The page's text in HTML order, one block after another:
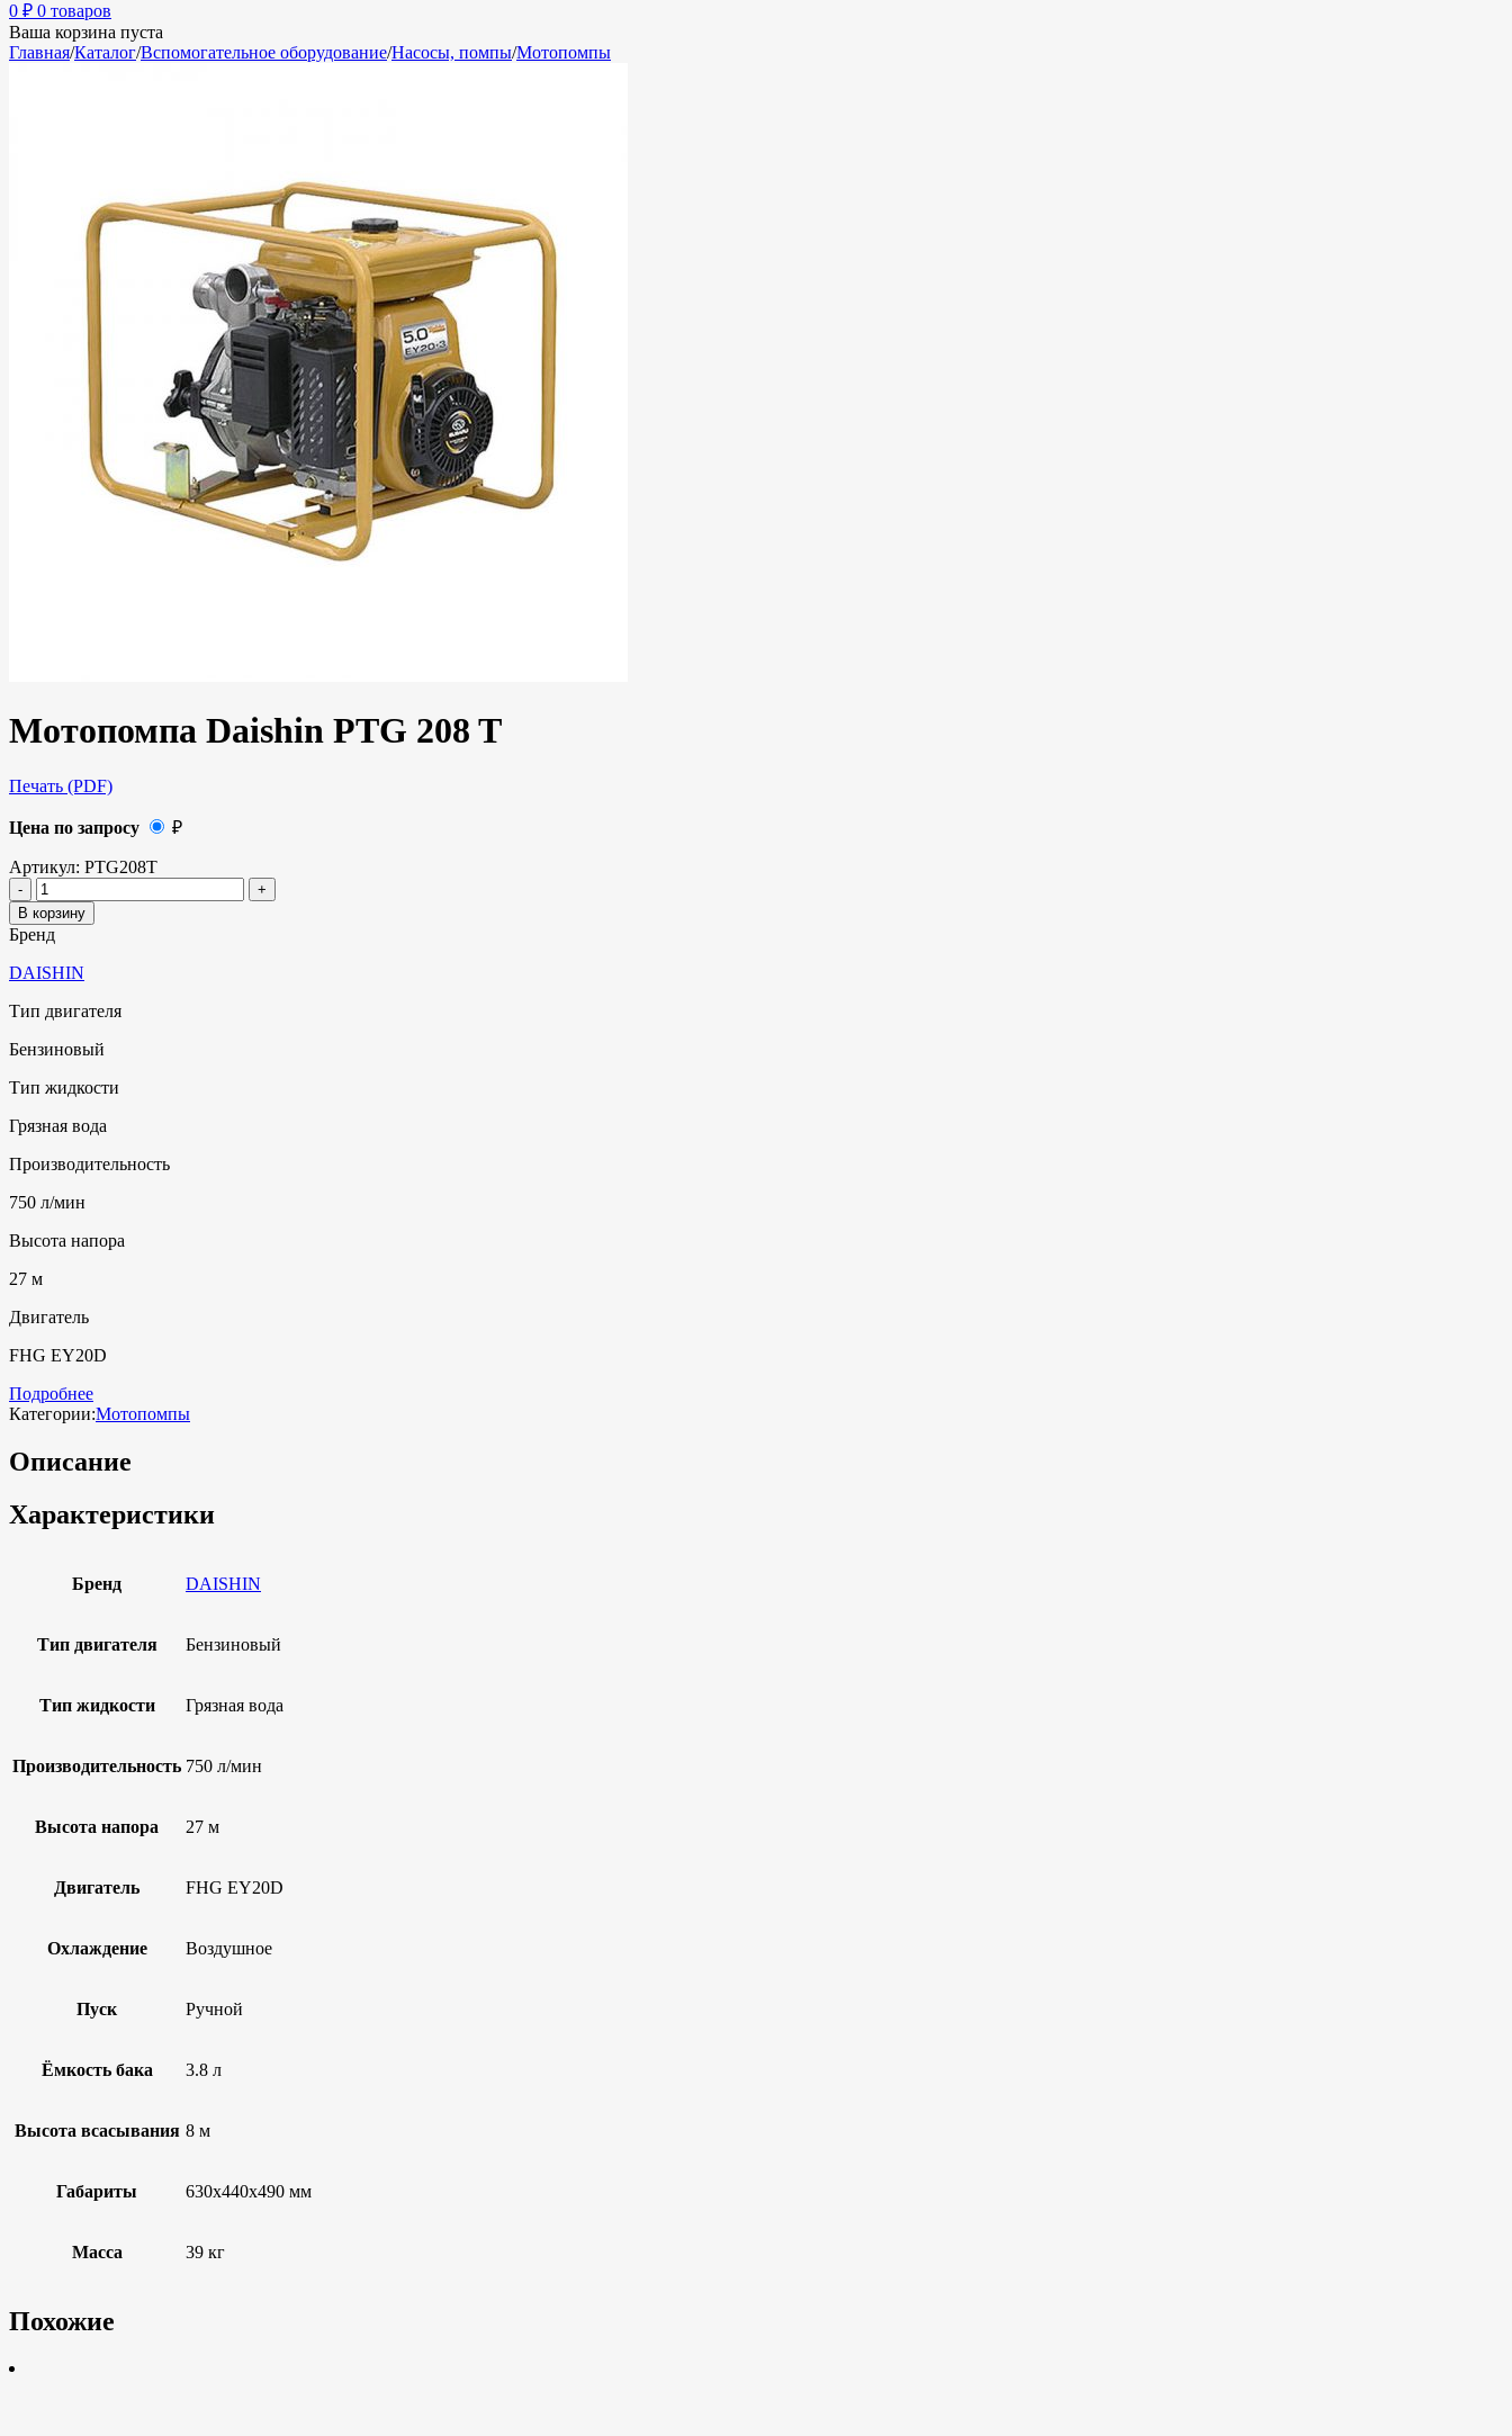
0 ₽ 0 товаров
Ваша корзина пуста
Главная/Каталог/Вспомогательное оборудование/Насосы, помпы/Мотопомпы
Мотопомпа Daishin PTG 208 T
Печать (PDF)
Цена по запросу ₽
Артикул: PTG208T
В корзину
Бренд
DAISHIN
Тип двигателя
Бензиновый
Тип жидкости
Грязная вода
Производительность
750 л/мин
Высота напора
27 м
Двигатель
FHG ЕY20D
Подробнее
Категории:Мотопомпы
Описание
Характеристики
Бренд DAISHIN
Тип двигателя Бензиновый
Тип жидкости Грязная вода
Производительность 750 л/мин
Высота напора 27 м
Двигатель FHG ЕY20D
Охлаждение Воздушное
Пуск Ручной
Ёмкость бака 3.8 л
Высота всасывания 8 м
Габариты 630х440х490 мм
Масса 39 кг
Похожие